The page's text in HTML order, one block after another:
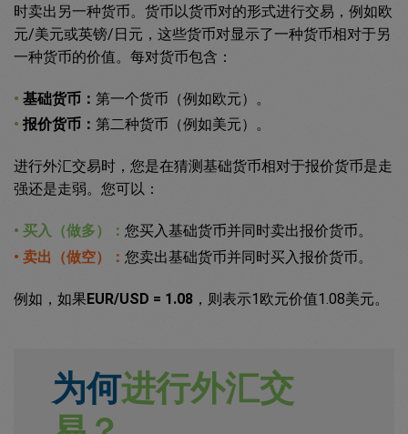
时卖出另一种货币。货币以货币对的形式进行交易，例如欧
元/美元或英镑/日元，这些货币对显示了一种货币相对于另
一种货币的价值。每对货币包含：
• 基础货币： 第一个货币（例如欧元）。
• 报价货币： 第二种货币（例如美元）。
进行外汇交易时，您是在猜测基础货币相对于报价货币是走
强还是走弱。您可以：
• 买入（做多）： 您买入基础货币并同时卖出报价货币。
• 卖出（做空）： 您卖出基础货币并同时买入报价货币。
例如，如果EUR/USD = 1.08 ，则表示1欧元价值1.08美元。
为何进行外汇交